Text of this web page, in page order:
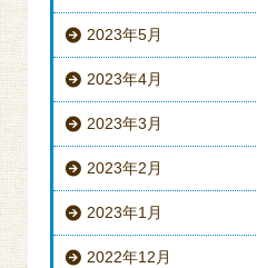
2023年5月
2023年4月
2023年3月
2023年2月
2023年1月
2022年12月